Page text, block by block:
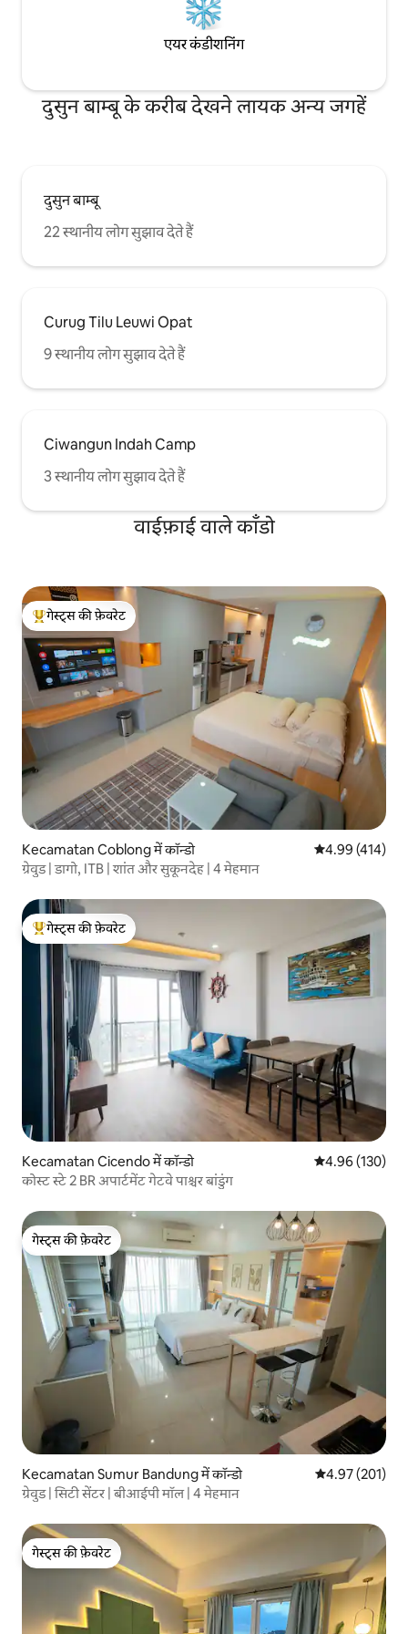
एयर कंडीशनिंग
दुसुन बाम्बू के करीब देखने लायक अन्य जगहें
दुसुन बाम्बू
22 स्थानीय लोग सुझाव देते हैं
Curug Tilu Leuwi Opat
9 स्थानीय लोग सुझाव देते हैं
Ciwangun Indah Camp
3 स्थानीय लोग सुझाव देते हैं
वाईफ़ाई वाले काँडो
गेस्ट्स का टॉप फ़ेवरेट
गेस्ट्स की फ़ेवरेट
Kecamatan Coblong में कॉन्डो औसत रेटिंग 5 में से
4.99 (414)
ग्रेवुड | डागो, ITB | शांत और सुकूनदेह | 4 मेहमान
गेस्ट्स का टॉप फ़ेवरेट
गेस्ट्स की फ़ेवरेट
Kecamatan Cicendo में कॉन्डो औसत रेटिंग 5 में से
4.96 (130)
कोस्ट स्टे 2 BR अपार्टमेंट गेटवे पाश्चर बांडुंग
गेस्ट्स की फ़ेवरेट
गेस्ट्स की फ़ेवरेट
Kecamatan Sumur Bandung में कॉन्डो औसत रेटिंग 5 में से
4.97 (201)
ग्रेवुड | सिटी सेंटर | बीआईपी मॉल | 4 मेहमान
गेस्ट्स की फ़ेवरेट
गेस्ट्स की फ़ेवरेट